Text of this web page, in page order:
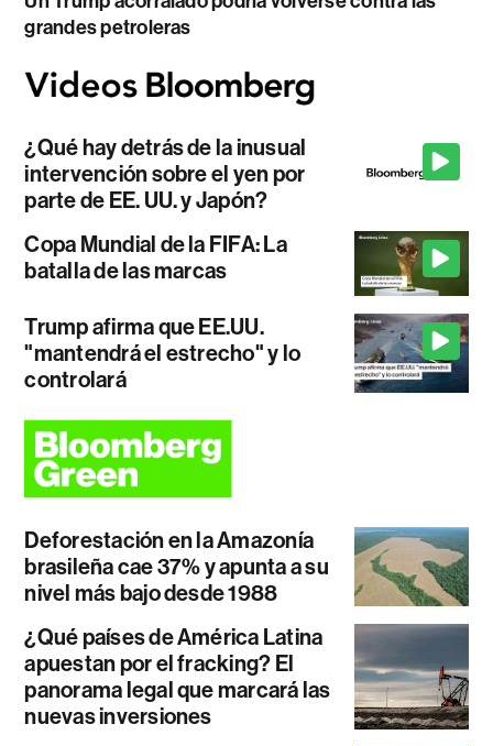
grandes petroleras
¿Qué hay detrás de la inusual
intervención sobre el yen por
parte de EE. UU. y Japón?
Copa Mundial de la FIFA: La
batalla de las marcas
Trump afirma que EE.UU.
"mantendrá el estrecho" y lo
controlará
Deforestación en la Amazonía
brasileña cae 37% y apunta a su
nivel más bajo desde 1988
¿Qué países de América Latina
apuestan por el fracking? El
panorama legal que marcará las
nuevas inversiones